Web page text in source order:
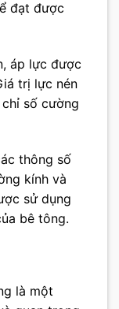
đạt được
áp lực được
trị lực nén
số cường
thông số
kính và
sử dụng
bê tông.
là một